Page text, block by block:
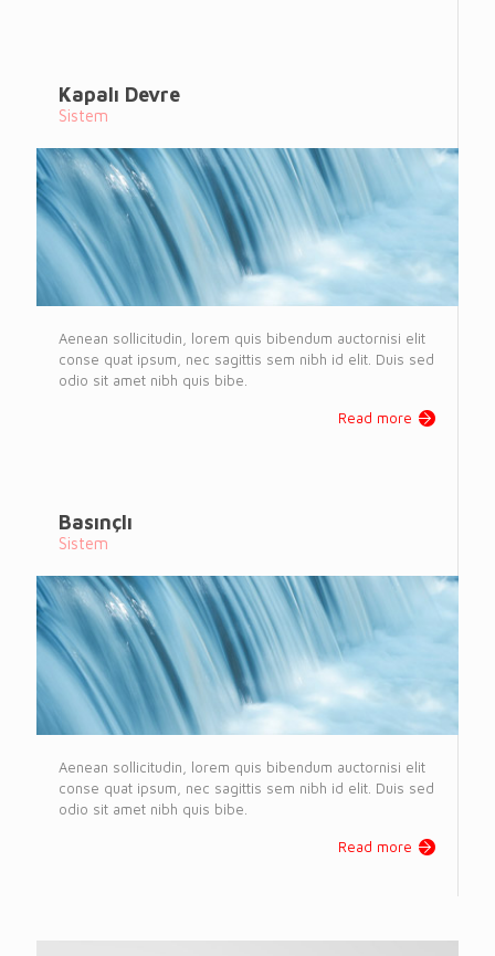
Kapalı Devre
Sistem
Aenean sollicitudin, lorem quis bibendum auctornisi elit
conse quat ipsum, nec sagittis sem nibh id elit. Duis sed
odio sit amet nibh quis bibe.
Read more
Basınçlı
Sistem
Aenean sollicitudin, lorem quis bibendum auctornisi elit
conse quat ipsum, nec sagittis sem nibh id elit. Duis sed
odio sit amet nibh quis bibe.
Read more